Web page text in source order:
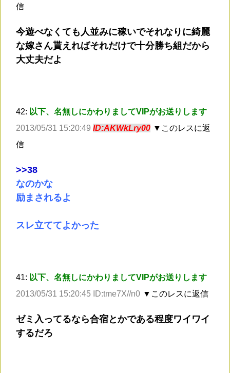
信
今遊べなくても人並みに稼いでそれなりに綺麗
な嫁さん貰えればそれだけで十分勝ち組だから
大丈夫だよ
42: 以下、名無しにかわりましてVIPがお送りします
2013/05/31 15:20:49 ID:AKWkLry00 ▼このレスに返
信
>>38
なのかな
励まされるよ
スレ立ててよかった
41: 以下、名無しにかわりましてVIPがお送りします
2013/05/31 15:20:45 ID:tme7X//n0 ▼このレスに返信
ゼミ入ってるなら合宿とかである程度ワイワイ
するだろ